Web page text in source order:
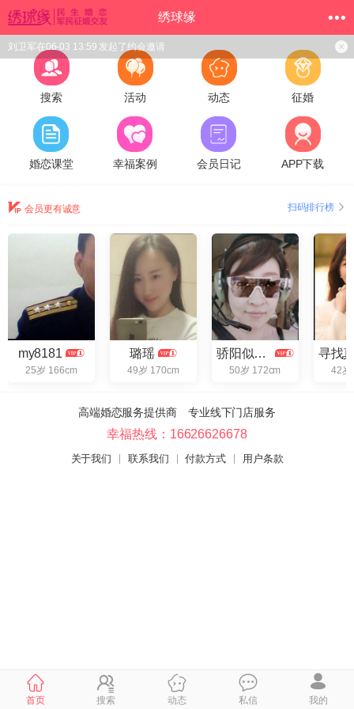
绣球缘
搜索 活动 动态 征婚
婚恋课堂 幸福案例 会员日记 APP下载
会员更有诚意 扫码排行榜
my8181
25岁 166cm
璐瑶
49岁 170cm
骄阳似火2025
50岁 172cm 42岁
高端婚恋服务提供商 专业线下门店服务
幸福热线：16626626678
关于我们 联系我们 付款方式 用户条款
首页 搜索 动态 私信 我的
刘卫军在06-03 13:59 发起了约会邀请